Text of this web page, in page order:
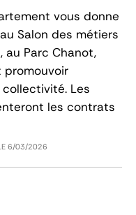
vous donne
Salon des métiers
au Parc Chanot,
promouvoir
Les
les contrats
6/03/2026